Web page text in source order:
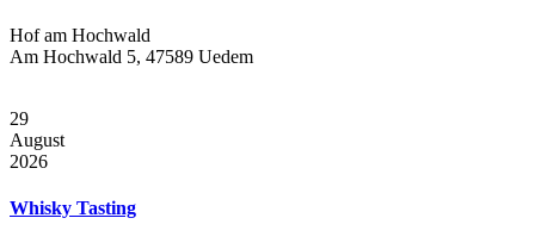
Hof am Hochwald
Am Hochwald 5, 47589 Uedem
29
August
2026
Whisky Tasting